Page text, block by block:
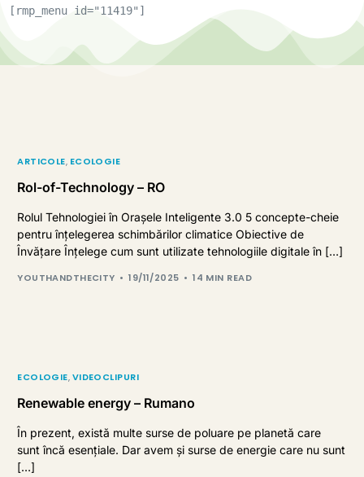
[rmp_menu id="11419"]
ARTICOLE, ECOLOGIE
Rol-of-Technology – RO
Rolul Tehnologiei în Orașele Inteligente 3.0 5 concepte-cheie
pentru înțelegerea schimbărilor climatice Obiective de
Învățare Înțelege cum sunt utilizate tehnologiile digitale în […]
YOUTHANDTHECITY 19/11/2025 14 MIN READ
ECOLOGIE,VIDEOCLIPURI
Renewable energy – Rumano
În prezent, există multe surse de poluare pe planetă care
sunt încă esențiale. Dar avem și surse de energie care nu sunt
[…]